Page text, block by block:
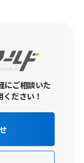
にご相談いた
ださい！